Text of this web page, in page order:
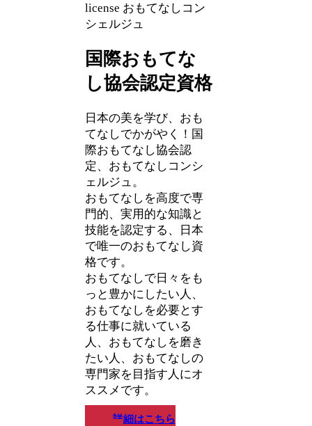
license おもてなしコン
シェルジュ
国際おもてな
し協会認定資格
⽇本の美を学び、おも
てなしでかがやく！国
際おもてなし協会認
定、おもてなしコンシ
ェルジュ。
おもてなしを高度で専
門的、実用的な知識と
技能を認定する、日本
で唯一のおもてなし資
格です。
おもてなしで⽇々をも
っと豊かにしたい⼈、
おもてなしを必要とす
る仕事に就いている
⼈、おもてなしを磨き
たい⼈、おもてなしの
専⾨家を⽬指す⼈にオ
ススメです。
詳細はこちら